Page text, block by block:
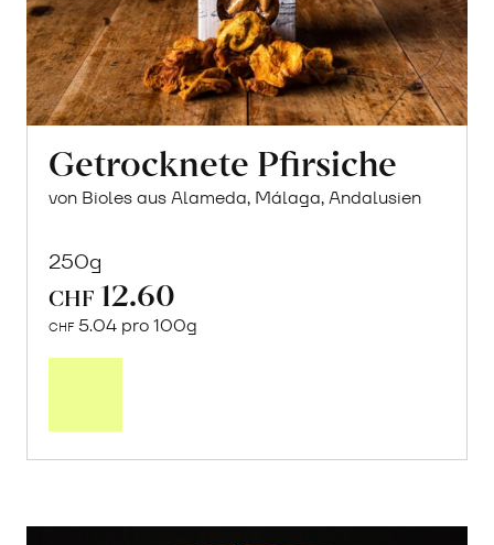
Getrocknete Pfirsiche
von Bioles aus Alameda, Málaga, Andalusien
250g
CHF 12.60
CHF 5.04 pro 100g